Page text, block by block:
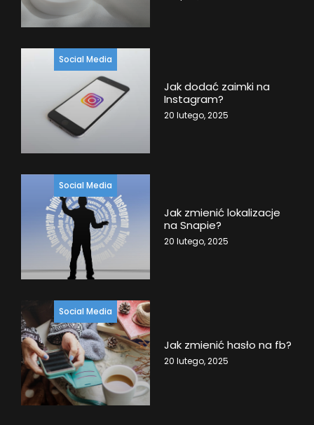
Social Media
Jak dodać zaimki na
Instagram?
20 lutego, 2025
Social Media
Jak zmienić lokalizacje
na Snapie?
20 lutego, 2025
Social Media
Jak zmienić hasło na fb?
20 lutego, 2025